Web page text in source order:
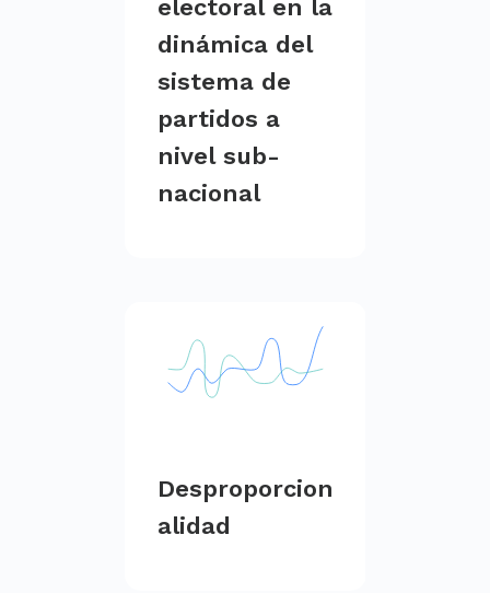
electoral en la
dinámica del
sistema de
partidos a
nivel sub-
nacional
Desproporcion
alidad